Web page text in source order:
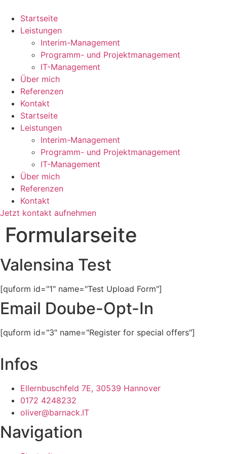
Inhalt
springen
Startseite
Leistungen
Interim-Management
Programm- und Projektmanagement
IT-Management
Über mich
Referenzen
Kontakt
Startseite
Leistungen
Interim-Management
Programm- und Projektmanagement
IT-Management
Über mich
Referenzen
Kontakt
Jetzt kontakt aufnehmen
Formularseite
Valensina Test
[quform id="1" name="Test Upload Form"]
Email Doube-Opt-In
[quform id="3" name="Register for special offers"]
Infos
Ellernbuschfeld 7E, 30539 Hannover
0172 4248232
oliver@barnack.IT
Navigation